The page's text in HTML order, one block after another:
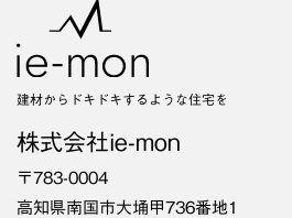
建材からドキドキするような住宅を
株式会社ie-mon
〒783-0004
高知県南国市大埇甲736番地1